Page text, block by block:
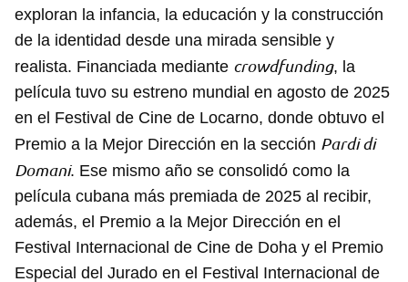
exploran la infancia, la educación y la construcción
de la identidad desde una mirada sensible y
realista. Financiada mediante crowdfunding, la
película tuvo su estreno mundial en agosto de 2025
en el Festival de Cine de Locarno, donde obtuvo el
Premio a la Mejor Dirección en la sección Pardi di
Domani. Ese mismo año se consolidó como la
película cubana más premiada de 2025 al recibir,
además, el Premio a la Mejor Dirección en el
Festival Internacional de Cine de Doha y el Premio
Especial del Jurado en el Festival Internacional de